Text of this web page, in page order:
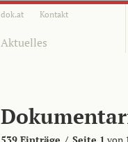
dok.at Kontakt
Aktuelles